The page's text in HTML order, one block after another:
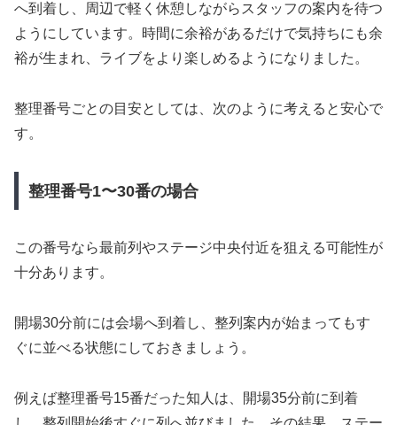
へ到着し、周辺で軽く休憩しながらスタッフの案内を待つ
ようにしています。時間に余裕があるだけで気持ちにも余
裕が生まれ、ライブをより楽しめるようになりました。
整理番号ごとの目安としては、次のように考えると安心で
す。
整理番号1〜30番の場合
この番号なら最前列やステージ中央付近を狙える可能性が
十分あります。
開場30分前には会場へ到着し、整列案内が始まってもす
ぐに並べる状態にしておきましょう。
例えば整理番号15番だった知人は、開場35分前に到着